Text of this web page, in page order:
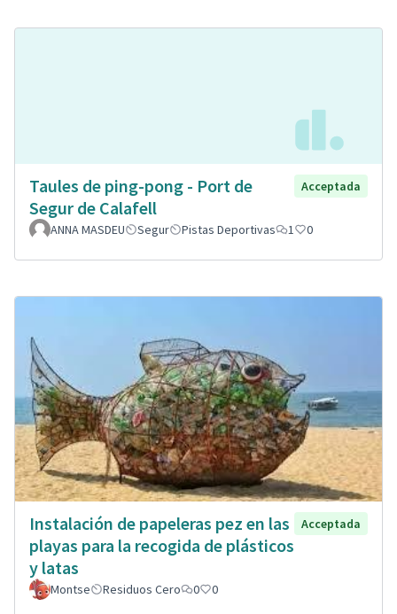
Taules de ping-pong - Port de
Segur de Calafell
Acceptada
ANNA MASDEU Segur Pistas Deportivas 1 0
Instalación de papeleras pez en las
playas para la recogida de plásticos
y latas
Acceptada
Montse Residuos Cero 0 0